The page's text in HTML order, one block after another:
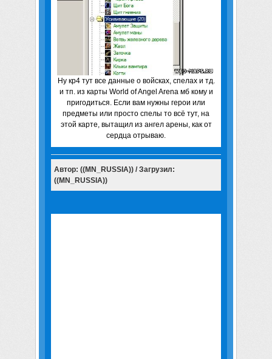
Ну кр4 тут все данные о войсках, спелах и тд.
и тп. из карты World of Angel Arena мб кому и
пригодиться. Если вам нужны герои или
предметы или просто спелы то всё тут, на
этой карте, вытащил из ангел арены, как от
сердца отрываю.
Автор: ((MN_RUSSIA)) / Загрузил:
((MN_RUSSIA))